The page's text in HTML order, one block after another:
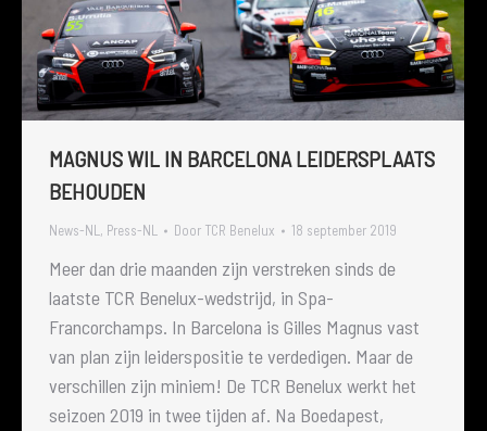
MAGNUS WIL IN BARCELONA LEIDERSPLAATS
BEHOUDEN
News-NL , Press-NL Door TCR Benelux 18 september 2019
Meer dan drie maanden zijn verstreken sinds de
laatste TCR Benelux-wedstrijd, in Spa-
Francorchamps. In Barcelona is Gilles Magnus vast
van plan zijn leiderspositie te verdedigen. Maar de
verschillen zijn miniem! De TCR Benelux werkt het
seizoen 2019 in twee tijden af. Na Boedapest,